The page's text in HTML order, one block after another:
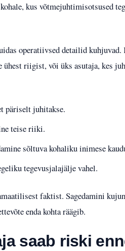
kus võtmejuhtimisotsused
operatiivsed detailid
ühest riigist, või üks asutaja, kes
päriselt juhitakse.
teise riiki.
sõltuva kohaliku inimese
tegevusjalajälje vahel.
faktist. Sagedamini
enda kohta räägib.
saab riski